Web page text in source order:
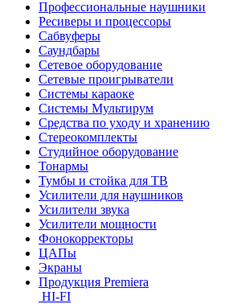
Профессиональные наушники
Ресиверы и процессоры
Сабвуферы
Саундбары
Сетевое оборудование
Сетевые проигрыватели
Системы караоке
Системы Мультирум
Средства по уходу и хранению
Стереокомплекты
Студийное оборудование
Тонармы
Тумбы и стойка для ТВ
Усилители для наушников
Усилители звука
Усилители мощности
Фонокорректоры
ЦАПы
Экраны
Продукция Premiera
HI-FI